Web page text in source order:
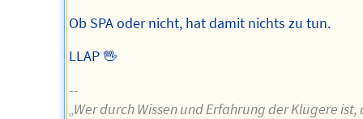
Ob SPA oder nicht, hat damit nichts zu tun.
LLAP 🖖
--
„Wer durch Wissen und Erfahrung der Klügere ist,